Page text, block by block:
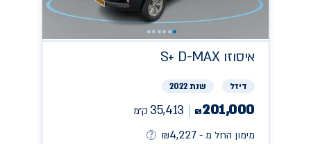
איסוזוS+ D-MAX
דיזל שנת 2022
₪201,000
35,413 ק״מ
מימון החל מ -
₪4,227